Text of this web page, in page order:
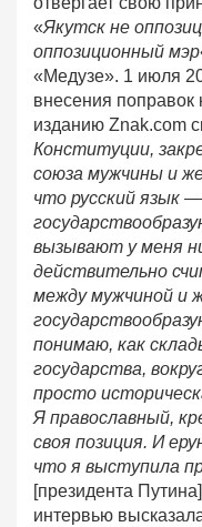
«Якутск не
оппозиционный мэр
«Медузе». 1 июля
внесения поправок
изданию Znak.com
Конституции,
союза мужчины и
что русский язык
вызывают у меня
действительно
между мужчиной и
понимаю, как
государства,
просто
Я православный,
своя позиция. И
что я выступила
[президента Путина]
интервью